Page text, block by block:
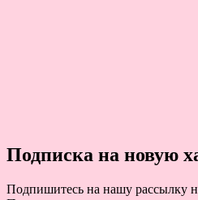
Подписка на новую
Подпишитесь на нашу рассылку